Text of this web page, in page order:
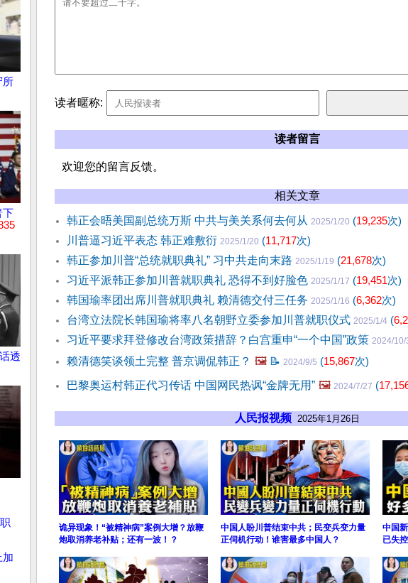
所
下
透
加
读者暱称:
读者留言
欢迎您的留言反馈。
相关文章
韩正会晤美国副总统万斯 中共与美关系何去何从 2025/1/20 (19,235次)
川普逼习近平表态 韩正难敷衍 2025/1/20 (11,717次)
韩正参加川普“总统就职典礼” 习中共走向末路 2025/1/19 (21,678次)
习近平派韩正参加川普就职典礼 恐得不到好脸色 2025/1/17 (19,451次)
韩国瑜率团出席川普就职典礼 赖清德交付三任务 2025/1/16 (6,362次)
台湾立法院长韩国瑜将率八名朝野立委参加川普就职仪式 2025/1/4 (
习近平要求拜登修改台湾政策措辞？白宫重申“一个中国”政策 2024/10/
赖清德笑谈领土完整 普京调侃韩正？ 🖼️ 📝 2024/9/5 (15,867次)
巴黎奥运村韩正代习传话 中国网民热讽“金牌无用” 🖼️ 2024/7/27 (
人民报视频 2025年1月26日
诡异现象！“被精神病”案例大增？放鞭
炮取消养老补贴；还有一波！？
中国人盼川普结束中共；民变兵变力量
正伺机行动！谁害最多中国人？
中国
已失